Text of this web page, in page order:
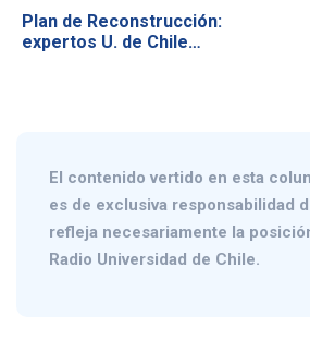
Plan de Reconstrucción:
expertos U. de Chile…
El contenido vertido en esta
es de exclusiva responsabilidad
refleja necesariamente la
Radio Universidad de Chile.